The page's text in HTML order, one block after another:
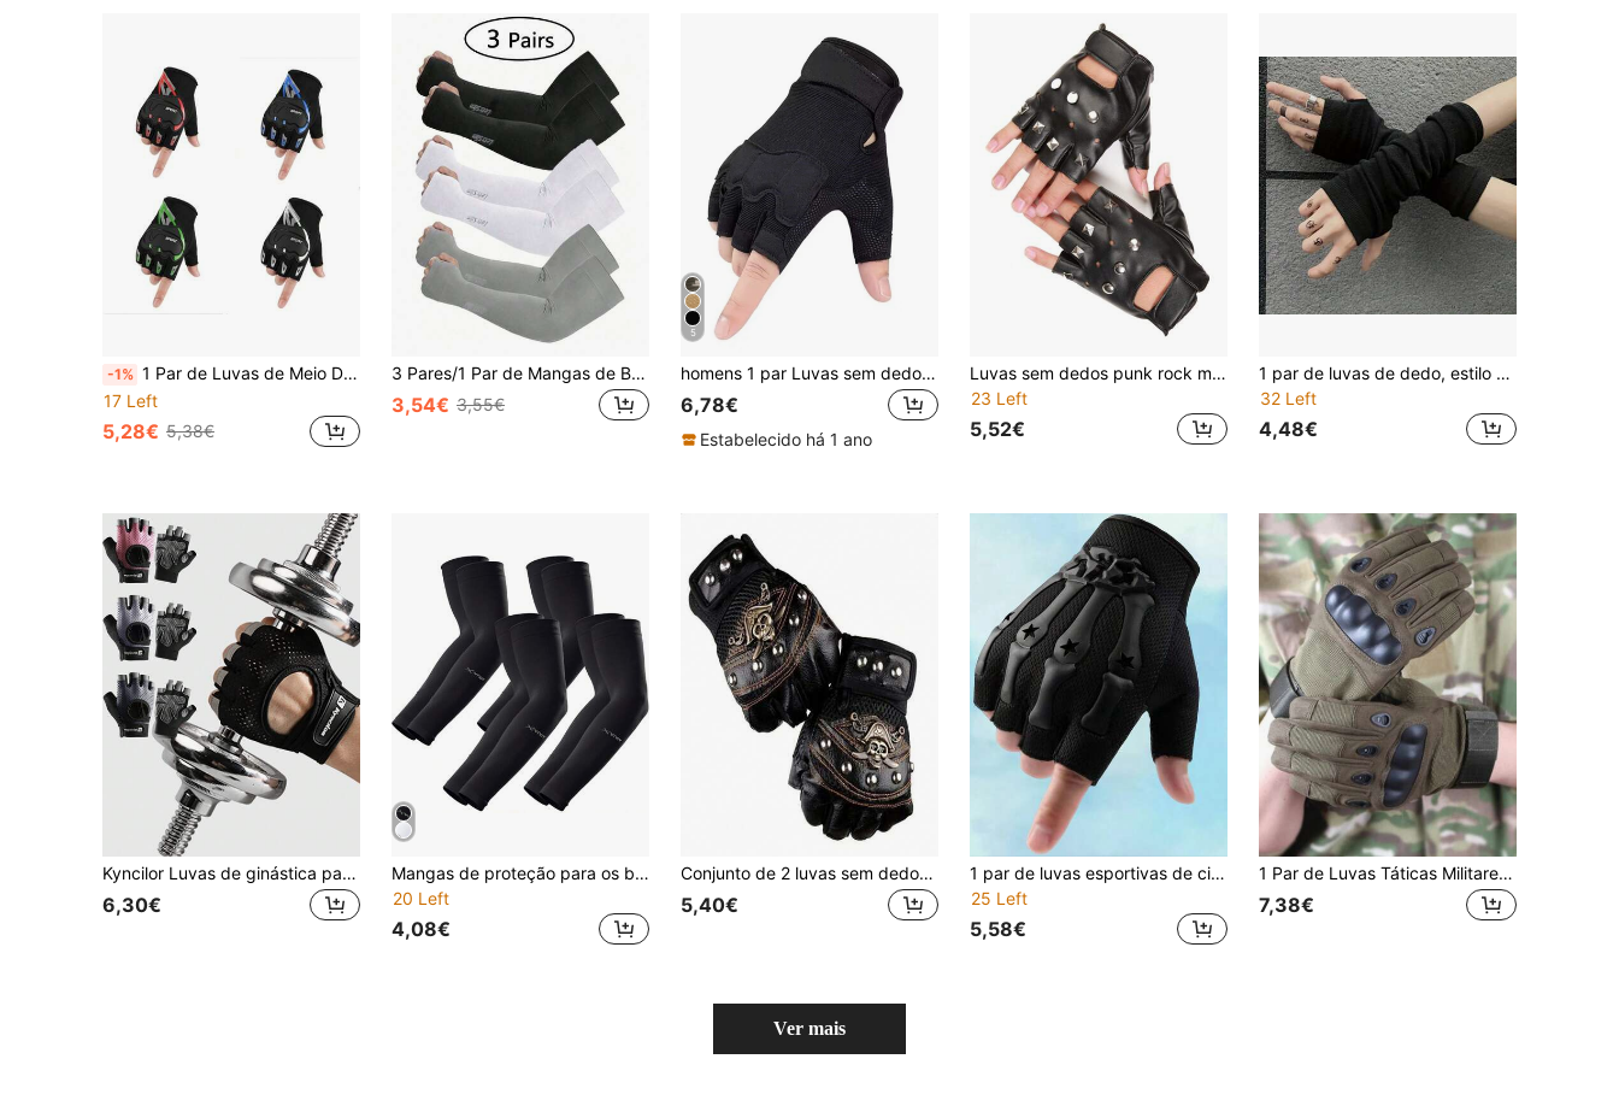
-1% 1 Par de Luvas de Meio Dedo para Homem, Multicolor, Protetoras, Antiderrapantes, Respiráveis e Leves, para Ciclismo, Desportos ao Ar Livre, Condução, Caminhadas e Trekking
17 Left
5,28€ 5,38€
3 Pares/1 Par de Mangas de Braço Unissexo, Mangas de Compressão Desportiva para Mulher, Mangas de Proteção Solar UV para Mulher, Adequadas para Adolescentes e Desportos Escolares
3,54€ 3,55€
5
homens 1 par Luvas sem dedos sólido fashionable para exterior cavalgando
6,78€
Estabelecido há 1 ano
Luvas sem dedos punk rock masculinas com rebites, luvas de motociclista para performance em palco, Halloween
23 Left
5,52€
1 par de luvas de dedo, estilo de rua retrô BF, cor escura, luvas de moda masculina
32 Left
4,48€
Kyncilor Luvas de ginástica para levantamento de peso, treinamento fitness, sem dedos, para homens e mulheres, musculação, exercícios, luvas esportivas, ciclismo, antiderrapantes, respiráveis
6,30€
Mangas de proteção para os braços para homens - Cobertura de tatuagem - Manga esportiva refrescante para basquete, golfe e futebol americano. Ideal para cobrir tatuagens falsas, aquecer os braços, perfeita para o outono, fantasias de Halloween e outras ocasiões. Mangas pretas para os braços, ideais para presentear homens e para camping.
20 Left
4,08€
Conjunto de 2 luvas sem dedos, estilo punk unissex, em couro, ideais para ciclismo, fitness, esportes, atividades táticas, caminhadas e outras atividades ao ar livre. Luvas de malha respirável antiderrapante.
5,40€
1 par de luvas esportivas de ciclismo ao ar livre masculinas com meio dedo
25 Left
5,58€
1 Par de Luvas Táticas Militares de Paintball Antiderrapante para Tiro Esportivo ao Ar Livre, Luvas Esportivas de Dedo Inteiro para Moto
7,38€
Ver mais